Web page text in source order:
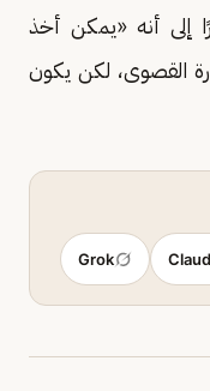
إلى أنه «يمكن أخذ
القصوى، لكن يكون
Grok